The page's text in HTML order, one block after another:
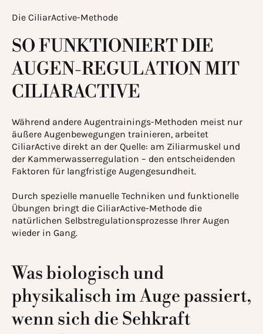
Die CiliarActive-Methode
SO FUNKTIONIERT DIE
AUGEN-REGULATION MIT
CILIARACTIVE
Während andere Augentrainings-Methoden meist nur
äußere Augenbewegungen trainieren, arbeitet
CiliarActive direkt an der Quelle: am Ziliarmuskel und
der Kammerwasserregulation – den entscheidenden
Faktoren für langfristige Augengesundheit.
Durch spezielle manuelle Techniken und funktionelle
Übungen bringt die CiliarActive-Methode die
natürlichen Selbstregulationsprozesse Ihrer Augen
wieder in Gang.
Was biologisch und
physikalisch im Auge passiert,
wenn sich die Sehkraft